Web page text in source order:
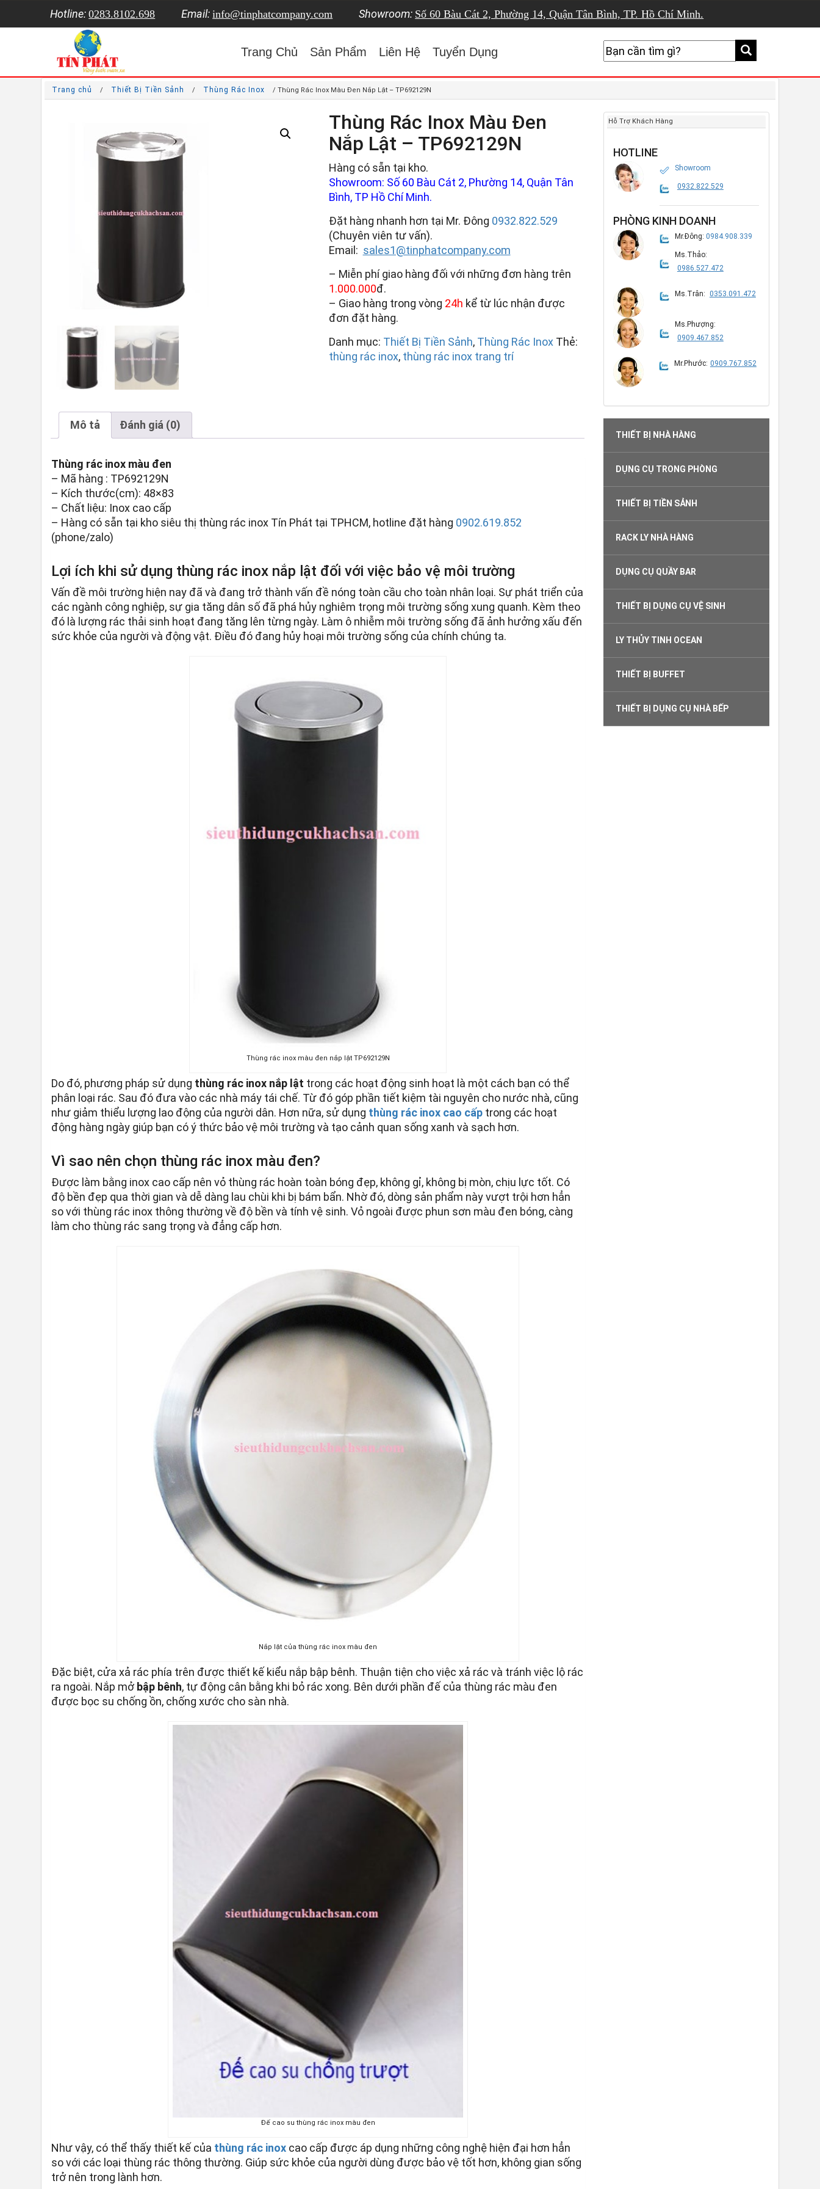
Hotline: 0283.8102.698 Email: info@tinphatcompany.com Showroom: Số 60 Bàu Cát 2, Phường 14, Quận Tân Bình, TP. Hồ Chí Minh.
Trang Chủ Sản Phẩm Liên Hệ Tuyển Dụng
Trang chủ / Thiết Bị Tiền Sảnh / Thùng Rác Inox / Thùng Rác Inox Màu Đen Nắp Lật – TP692129N
Thùng Rác Inox Màu Đen
Nắp Lật – TP692129N
Hàng có sẵn tại kho.
Showroom: Số 60 Bàu Cát 2, Phường 14, Quận Tân
Bình, TP Hồ Chí Minh.
Đặt hàng nhanh hơn tại Mr. Đông 0932.822.529
(Chuyên viên tư vấn).
Email: sales1@tinphatcompany.com
– Miễn phí giao hàng đối với những đơn hàng trên
1.000.000đ.
– Giao hàng trong vòng 24h kể từ lúc nhận được
đơn đặt hàng.
Danh mục: Thiết Bị Tiền Sảnh, Thùng Rác Inox Thẻ:
thùng rác inox, thùng rác inox trang trí
Mô tả Đánh giá (0)
Thùng rác inox màu đen
– Mã hàng : TP692129N
– Kích thước(cm): 48×83
– Chất liệu: Inox cao cấp
– Hàng có sẵn tại kho siêu thị thùng rác inox Tín Phát tại TPHCM, hotline đặt hàng 0902.619.852
(phone/zalo)
Lợi ích khi sử dụng thùng rác inox nắp lật đối với việc bảo vệ môi trường
Vấn đề môi trường hiện nay đã và đang trở thành vấn đề nóng toàn cầu cho toàn nhân loại. Sự phát triển của
các ngành công nghiệp, sự gia tăng dân số đã phá hủy nghiêm trọng môi trường sống xung quanh. Kèm theo
đó là lượng rác thải sinh hoạt đang tăng lên từng ngày. Làm ô nhiễm môi trường sống đã ảnh hưởng xấu đến
sức khỏe của người và động vật. Điều đó đang hủy hoại môi trường sống của chính chúng ta.
Thùng rác inox màu đen nắp lật TP692129N
Do đó, phương pháp sử dụng thùng rác inox nắp lật trong các hoạt động sinh hoạt là một cách bạn có thể
phân loại rác. Sau đó đưa vào các nhà máy tái chế. Từ đó góp phần tiết kiệm tài nguyên cho nước nhà, cũng
như giảm thiểu lượng lao động của người dân. Hơn nữa, sử dụng thùng rác inox cao cấp trong các hoạt
động hàng ngày giúp bạn có ý thức bảo vệ môi trường và tạo cảnh quan sống xanh và sạch hơn.
Vì sao nên chọn thùng rác inox màu đen?
Được làm bằng inox cao cấp nên vỏ thùng rác hoàn toàn bóng đẹp, không gỉ, không bị mòn, chịu lực tốt. Có
độ bền đẹp qua thời gian và dễ dàng lau chùi khi bị bám bẩn. Nhờ đó, dòng sản phẩm này vượt trội hơn hẳn
so với thùng rác inox thông thường về độ bền và tính vệ sinh. Vỏ ngoài được phun sơn màu đen bóng, càng
làm cho thùng rác sang trọng và đẳng cấp hơn.
Nắp lật của thùng rác inox màu đen
Đặc biệt, cửa xả rác phía trên được thiết kế kiểu nắp bập bênh. Thuận tiện cho việc xả rác và tránh việc lộ rác
ra ngoài. Nắp mở bập bênh, tự động cân bằng khi bỏ rác xong. Bên dưới phần đế của thùng rác màu đen
được bọc su chống ồn, chống xước cho sàn nhà.
Đế cao su thùng rác inox màu đen
Như vậy, có thể thấy thiết kế của thùng rác inox cao cấp được áp dụng những công nghệ hiện đại hơn hẳn
so với các loại thùng rác thông thường. Giúp sức khỏe của người dùng được bảo vệ tốt hơn, không gian sống
trở nên trong lành hơn.
Hỗ Trợ Khách Hàng
HOTLINE
Showroom
0932.822.529
PHÒNG KINH DOANH
Mr.Đông: 0984.908.339
Ms.Thảo:
0986.527.472
Ms.Trân: 0353.091.472
Ms.Phượng:
0909.467.852
Mr.Phước: 0909.767.852
THIẾT BỊ NHÀ HÀNG
DỤNG CỤ TRONG PHÒNG
THIẾT BỊ TIỀN SẢNH
RACK LY NHÀ HÀNG
DỤNG CỤ QUẦY BAR
THIẾT BỊ DỤNG CỤ VỆ SINH
LY THỦY TINH OCEAN
THIẾT BỊ BUFFET
THIẾT BỊ DỤNG CỤ NHÀ BẾP